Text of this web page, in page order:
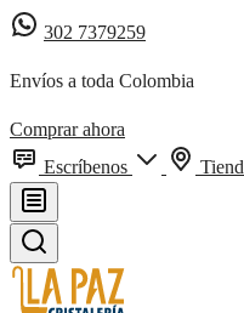
302 7379259
Envíos a toda Colombia
Comprar ahora
Escríbenos